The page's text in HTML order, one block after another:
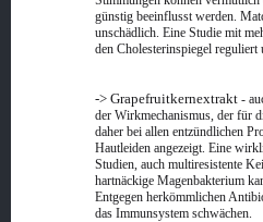
günstig beeinflusst werden.
unschädlich. Eine Studie mit
den Cholesterinspiegel
-> Grapefruitkernextrakt -
der Wirkmechanismus, der für
daher bei allen entzündlichen
Hautleiden angezeigt. Eine
Studien, auch multiresistente
hartnäckige Magenbakterium
Entgegen herkömmlichen
das Immunsystem schwächen.